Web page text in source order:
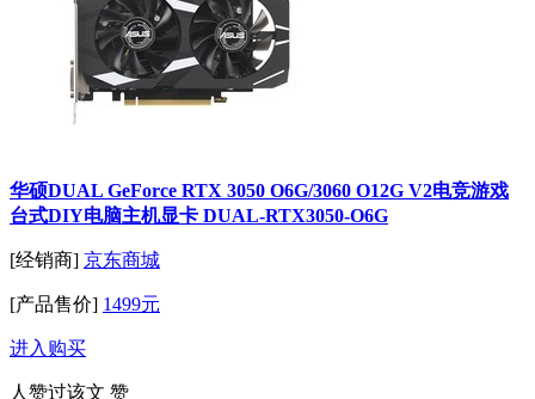
华硕DUAL GeForce RTX 3050 O6G/3060 O12G V2电竞游戏
台式DIY电脑主机显卡 DUAL-RTX3050-O6G
[经销商] 京东商城
[产品售价] 1499元
进入购买
人赞过该文 赞